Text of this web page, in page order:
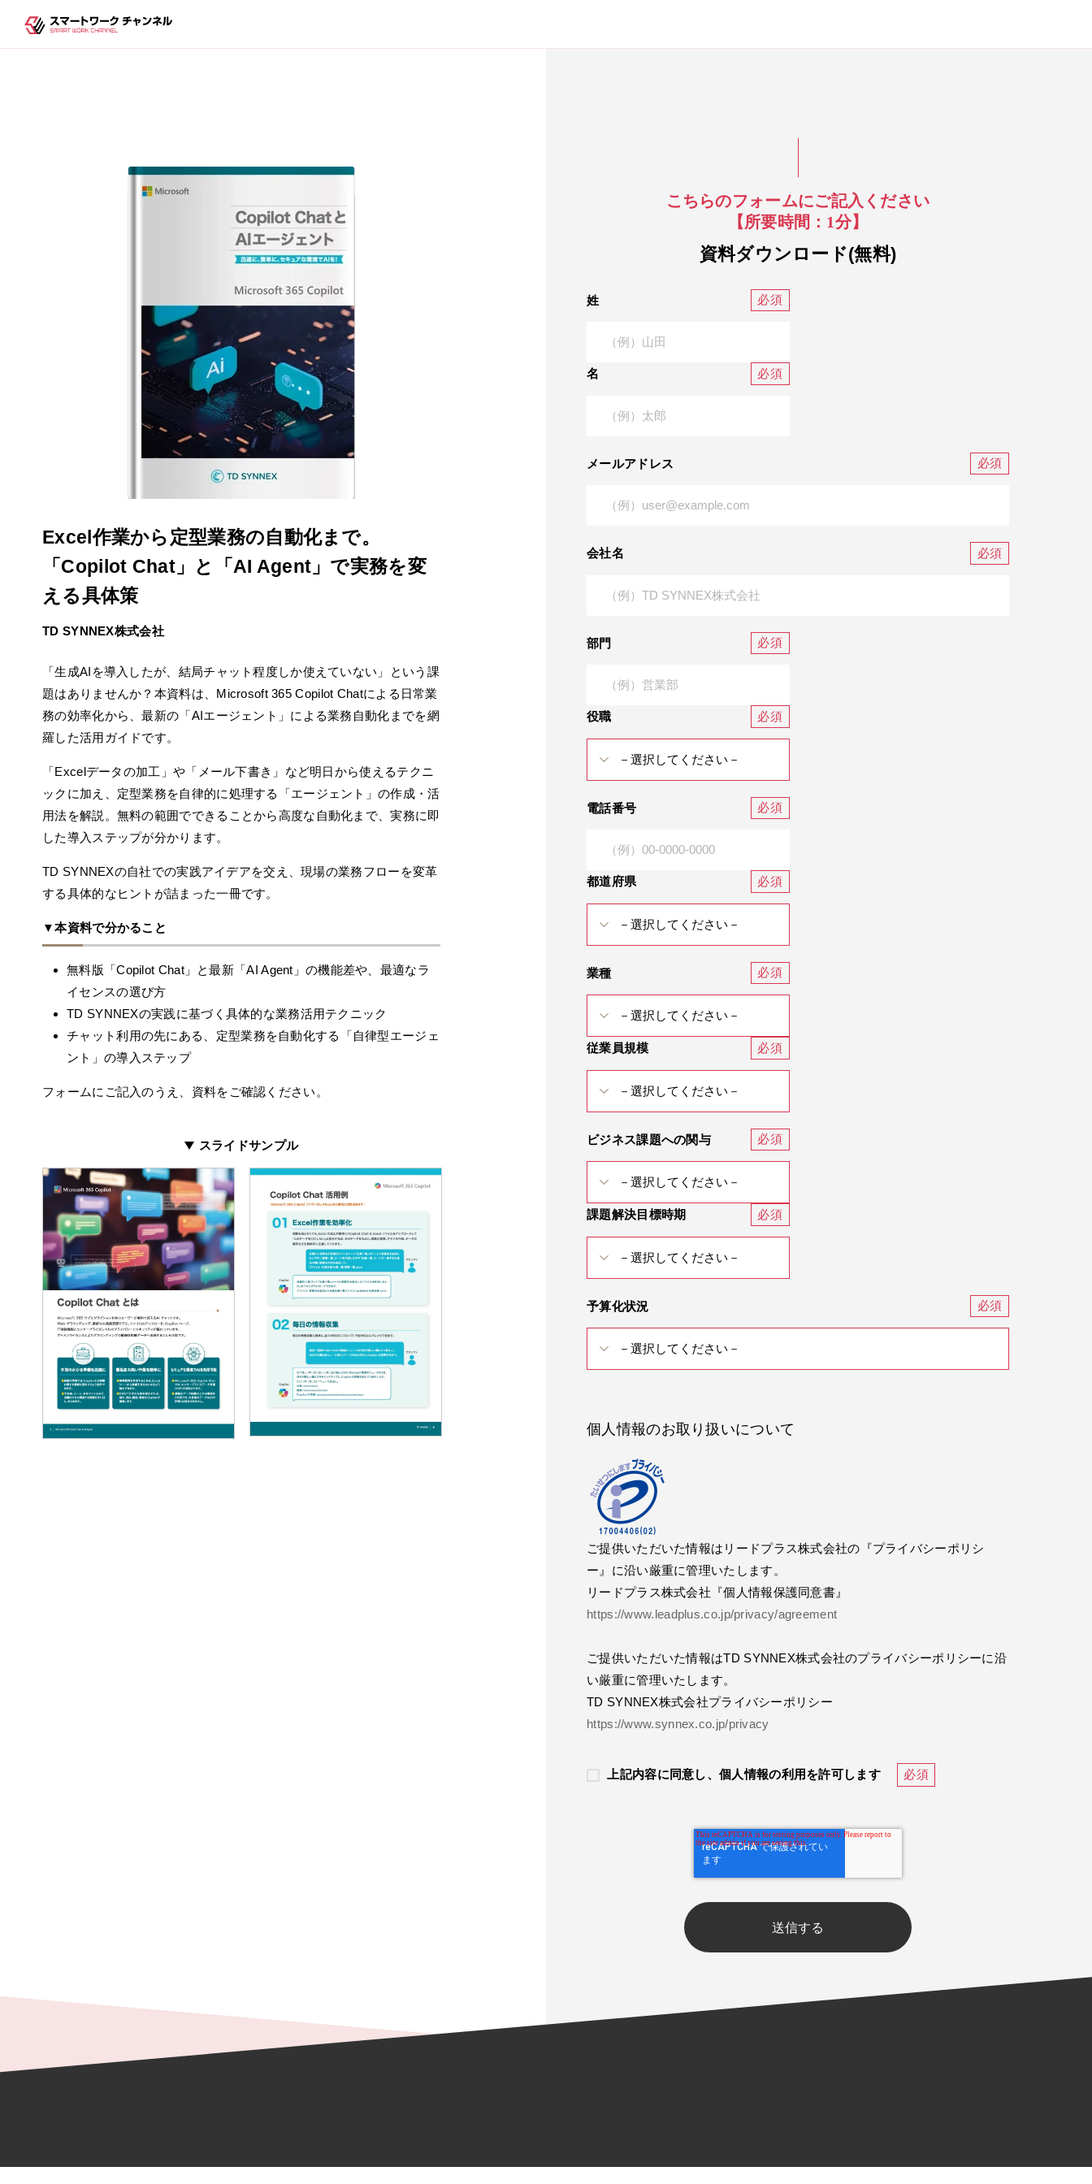
Excel作業から定型業務の自動化まで。
「Copilot Chat」と「AI Agent」で実務を変
える具体策
TD SYNNEX株式会社
「生成AIを導入したが、結局チャット程度しか使えていない」という課
題はありませんか？本資料は、Microsoft 365 Copilot Chatによる日常業
務の効率化から、最新の「AIエージェント」による業務自動化までを網
羅した活用ガイドです。
「Excelデータの加工」や「メール下書き」など明日から使えるテクニ
ックに加え、定型業務を自律的に処理する「エージェント」の作成・活
用法を解説。無料の範囲でできることから高度な自動化まで、実務に即
した導入ステップが分かります。
TD SYNNEXの自社での実践アイデアを交え、現場の業務フローを変革
する具体的なヒントが詰まった一冊です。
▼本資料で分かること
無料版「Copilot Chat」と最新「AI Agent」の機能差や、最適なラ
イセンスの選び方
TD SYNNEXの実践に基づく具体的な業務活用テクニック
チャット利用の先にある、定型業務を自動化する「自律型エージェ
ント」の導入ステップ
フォームにご記入のうえ、資料をご確認ください。
スライドサンプル
こちらのフォームにご記入ください
【所要時間：1分】
資料ダウンロード(無料)
姓
名
メールアドレス
会社名
部門
役職
電話番号
都道府県
業種
従業員規模
ビジネス課題への関与
課題解決目標時期
予算化状況
個人情報のお取り扱いについて
ご提供いただいた情報はリードプラス株式会社の『プライバシーポリシ
ー』に沿い厳重に管理いたします。
リードプラス株式会社『個人情報保護同意書』
https://www.leadplus.co.jp/privacy/agreement
ご提供いただいた情報はTD SYNNEX株式会社のプライバシーポリシーに沿
い厳重に管理いたします。
TD SYNNEX株式会社プライバシーポリシー
https://www.synnex.co.jp/privacy
上記内容に同意し、個人情報の利用を許可します